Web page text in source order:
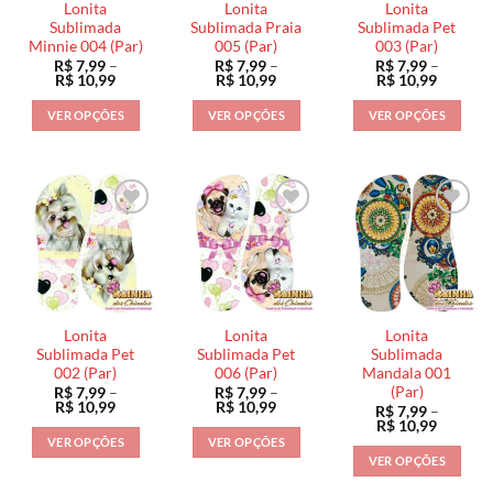
Lonita
Sublimada
Minnie 004 (Par)
R$7,99 –
R$ 10,99Faixa
preço:
R$ 7,99
através
VER OPÇÕES
tem
várias
variantes.
As
opções
podem
ser
escolhidas
na
página
do
produto
Lonita
Sublimada Praia
005 (Par)
R$7,99 –
R$ 10,99Faixa
preço:
R$ 7,99
através
VER OPÇÕES
tem
várias
variantes.
As
opções
podem
ser
escolhidas
na
página
do
produto
Lonita
Sublimada Pet
003 (Par)
R$7,99 –
R$ 10,99Faixa
preço:
R$ 7,99
através
VER OPÇÕES
tem
várias
variantes.
As
opções
podem
ser
escolhidas
na
página
do
produto
Lonita
Sublimada Pet
002 (Par)
R$7,99 –
R$ 10,99Faixa
preço:
R$ 7,99
através
VER OPÇÕES
Lonita
Sublimada Pet
006 (Par)
R$7,99 –
R$ 10,99Faixa
preço:
R$ 7,99
através
VER OPÇÕES
Lonita
Sublimada
Mandala 001
(Par)
R$7,99 –
R$ 10,99Faixa
preço:
R$ 7,99
através
VER OPÇÕES